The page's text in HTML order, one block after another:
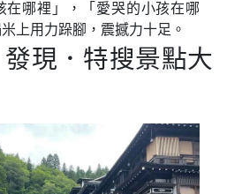
在哪裡」，「愛哭的小孩在哪
上用力跺腳，震撼力十足。
現．特搜景點大